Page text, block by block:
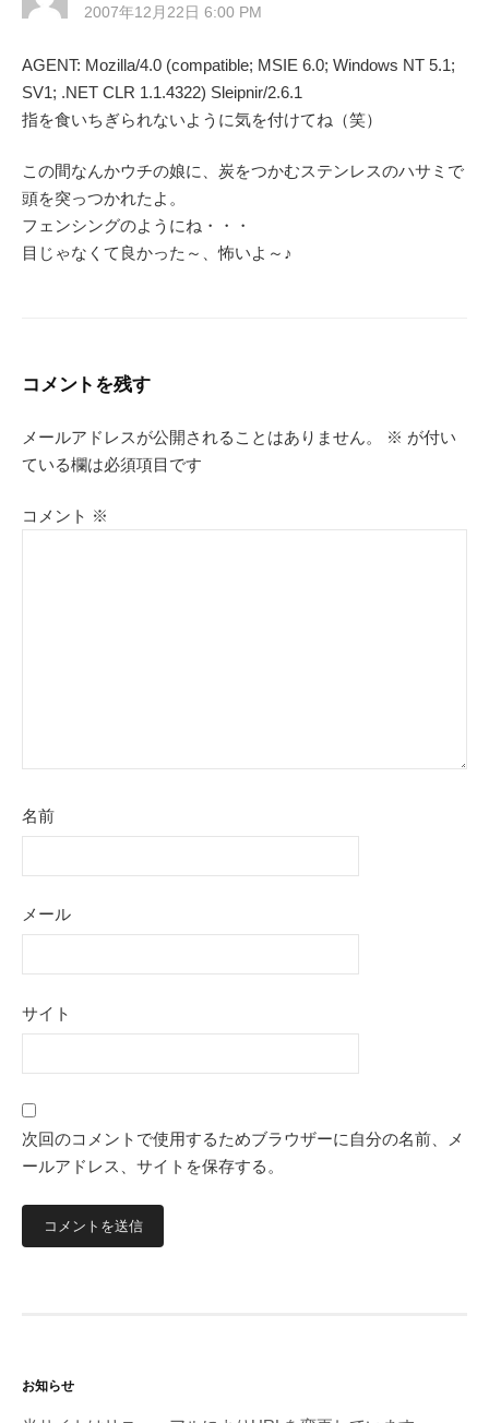
2007年12月22日 6:00 PM
AGENT: Mozilla/4.0 (compatible; MSIE 6.0; Windows NT 5.1;
SV1; .NET CLR 1.1.4322) Sleipnir/2.6.1
指を食いちぎられないように気を付けてね（笑）
この間なんかウチの娘に、炭をつかむステンレスのハサミで
頭を突っつかれたよ。
フェンシングのようにね・・・
目じゃなくて良かった～、怖いよ～♪
コメントを残す
メールアドレスが公開されることはありません。 ※ が付い
ている欄は必須項目です
コメント ※
名前
メール
サイト
次回のコメントで使用するためブラウザーに自分の名前、メ
ールアドレス、サイトを保存する。
お知らせ